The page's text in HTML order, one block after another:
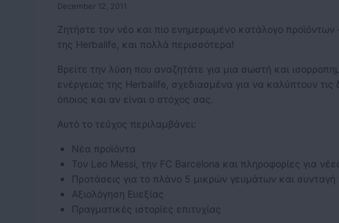
December 12, 2011
Ζητήστε τον νέο και πιο ενημερωμένο κατάλογο προϊόντων
της Herbalife, και πολλά περισσότερα!
Βρείτε την λύση που αναζητάτε για μια σωστή και
ενέργειας της Herbalife, σχεδιασμένα για να καλύπτουν
όποιος και αν είναι ο στόχος σας.
Αυτό το τεύχος περιλαμβάνει:
Νέα προϊόντα
Τον Leo Messi, την FC Barcelona και πληροφορίες για
Προτάσεις για το πλάνο 5 μικρών γευμάτων και συνταγή
Αξιολόγηση Ευεξίας
Πραγματικές ιστορίες επιτυχίας